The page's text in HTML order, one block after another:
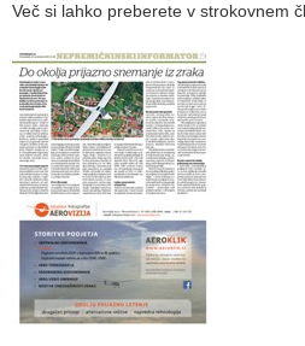
Več si lahko preberete v strokovnem